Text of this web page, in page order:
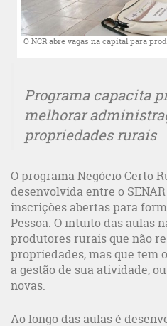
O NCR abre vagas na capital para
Programa capacita
melhorar
propriedades rurais
O programa Negócio Certo
desenvolvida entre o
inscrições abertas para
Pessoa. O intuito das aulas
produtores rurais que não
propriedades, mas que tem
a gestão de sua atividade,
novas.
Ao longo das aulas é